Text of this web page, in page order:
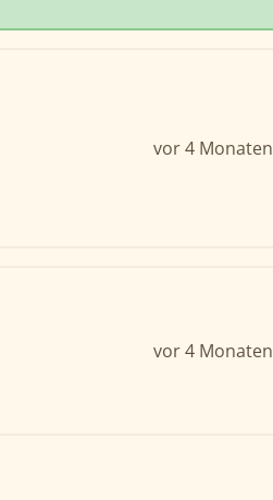
vor 4 Monaten
vor 4 Monaten